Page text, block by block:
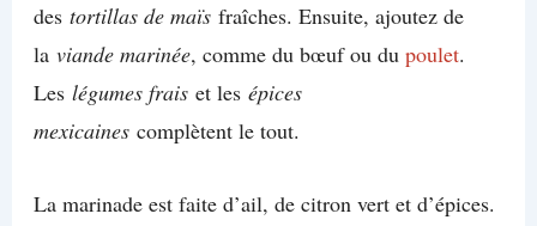
des tortillas de maïsfraîches. Ensuite, ajoutez de
la viande marinée, comme du bœuf ou du poulet.
Les légumes fraiset les épices
mexicainescomplètent le tout.
La marinade est faite d’ail, de citron vert et d’épices.